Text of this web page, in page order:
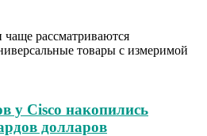
рассматриваются
товары с измеримой
у Cisco накопились
долларов